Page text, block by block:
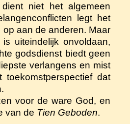
niet het algemeen
legt het
op aan de anderen. Maar
uiteindelijk onvoldaan,
godsdienst biedt geen
verlangens en mist
dat
voor de ware God, en
van de Tien Geboden.